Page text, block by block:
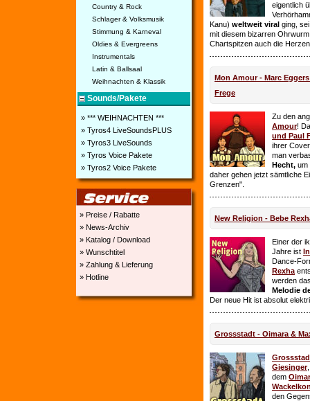
Country & Rock
Schlager & Volksmusik
Stimmung & Karneval
Oldies & Evergreens
Instrumentals
Latin & Ballsaal
Weihnachten & Klassik
Sounds/Pakete
» *** WEIHNACHTEN ***
» Tyros4 LiveSoundsPLUS
» Tyros3 LiveSounds
» Tyros Voice Pakete
» Tyros2 Voice Pakete
» Preise / Rabatte
» News-Archiv
» Katalog / Download
» Wunschtitel
» Zahlung & Lieferung
» Hotline
eigentlich
Kanu) weltweit viral ging,
mit diesem bizarren
Chartspitzen auch die
Mon Amour - Marc
Frege
Zu den
Amour!
und Paul
ihrer
man
Hecht, um
daher gehen jetzt sämtliche
Grenzen".
New Religion - Bebe
Einer der
Jahre ist
Dance-
Rexha
werden
Melodie
Der neue Hit ist absolut
Grossstadt - Oimara &
Giesinger
dem
den